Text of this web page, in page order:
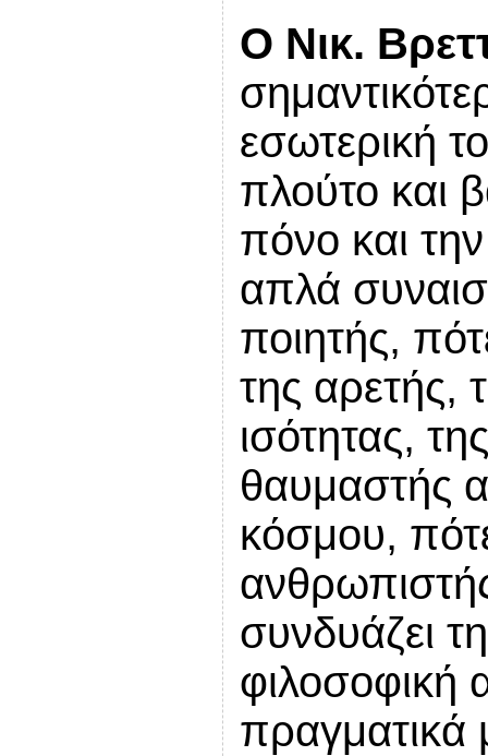
Ο Νικ.
εσωτερική
πλούτο και
πόνο και
απλά
ποιητής,
της αρετής,
ισότητας,
θαυμαστής
κόσμου,
συνδυάζει
φιλοσοφική
πραγματικά